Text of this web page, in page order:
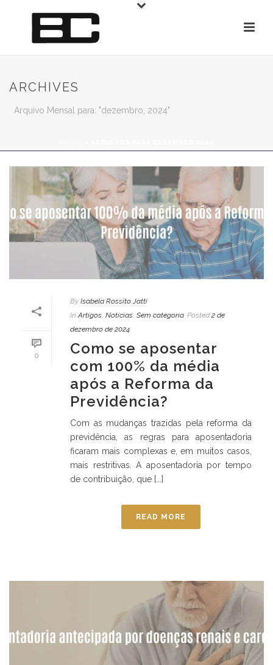
ARCHIVES
Arquivo Mensal para: "dezembro, 2024"
0
By Isabela Rossito Jatti
In Artigos Notícias Sem categoria Posted 2 de
dezembro de 2024
Como se aposentar
com 100% da média
após a Reforma da
Previdência?
Com as mudanças trazidas pela reforma da
previdência, as regras para aposentadoria
ficaram mais complexas e, em muitos casos,
mais restritivas. A aposentadoria por tempo
de contribuição, que [...]
READ MORE